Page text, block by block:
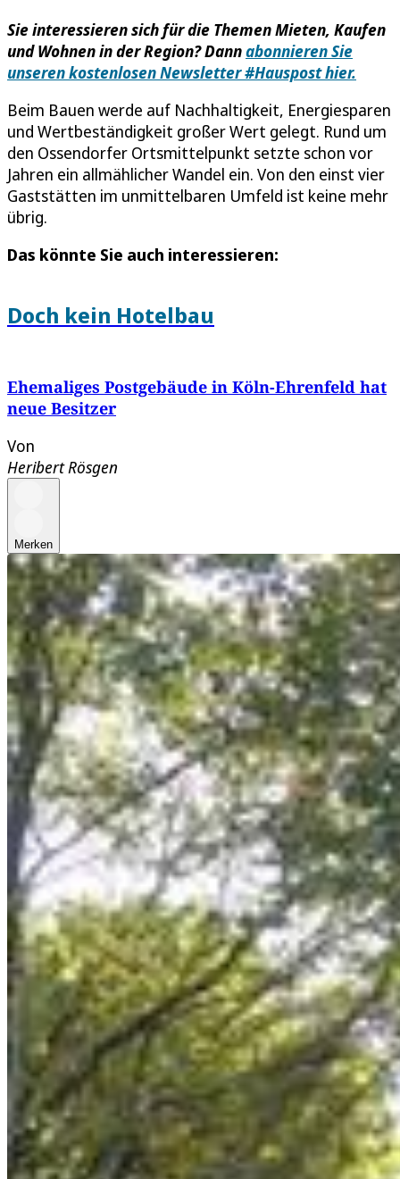
Sie interessieren sich für die Themen Mieten, Kaufen
und Wohnen in der Region? Dannabonnieren Sie
unseren kostenlosen Newsletter #Hauspost hier.
Beim Bauen werde auf Nachhaltigkeit, Energiesparen
und Wertbeständigkeit großer Wert gelegt. Rund um
den Ossendorfer Ortsmittelpunkt setzte schon vor
Jahren ein allmählicher Wandel ein. Von den einst vier
Gaststätten im unmittelbaren Umfeld ist keine mehr
übrig.
Das könnte Sie auch interessieren:
Doch kein Hotelbau
Ehemaliges Postgebäude in Köln-Ehrenfeld hat
neue Besitzer
Von
Heribert Rösgen
Merken